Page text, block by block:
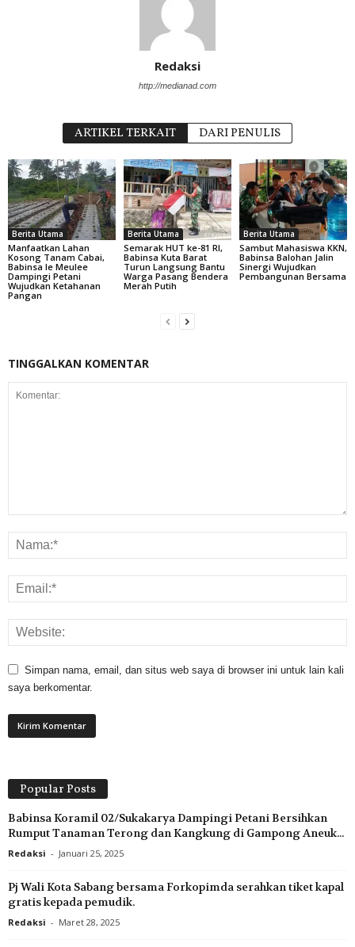
Redaksi
http://medianad.com
ARTIKEL TERKAIT DARI PENULIS
Berita Utama
Manfaatkan Lahan
Kosong Tanam Cabai,
Babinsa Ie Meulee
Dampingi Petani
Wujudkan Ketahanan
Pangan
Berita Utama
Semarak HUT ke-81 RI,
Babinsa Kuta Barat
Turun Langsung Bantu
Warga Pasang Bendera
Merah Putih
Berita Utama
Sambut Mahasiswa KKN,
Babinsa Balohan Jalin
Sinergi Wujudkan
Pembangunan Bersama
TINGGALKAN KOMENTAR
Simpan nama, email, dan situs web saya di browser ini untuk lain kali
saya berkomentar.
Popular Posts
Babinsa Koramil 02/Sukakarya Dampingi Petani Bersihkan
Rumput Tanaman Terong dan Kangkung di Gampong Aneuk...
Redaksi - Januari 25, 2025
Pj Wali Kota Sabang bersama Forkopimda serahkan tiket kapal
gratis kepada pemudik.
Redaksi - Maret 28, 2025